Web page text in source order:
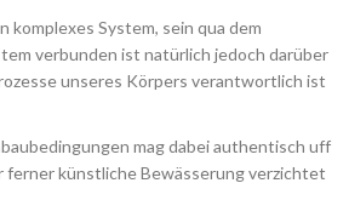
komplexes System, sein qua dem
verbunden ist natürlich jedoch darüber
unseres Körpers verantwortlich ist
mag dabei authentisch uff
ferner künstliche Bewässerung verzichtet